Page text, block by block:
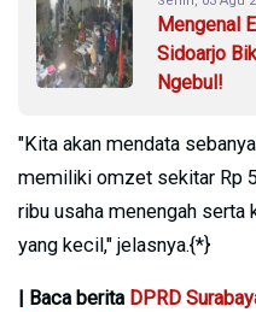
Mengenal
Sidoarjo
Ngebul!
"Kita akan mendata
memiliki omzet sekitar Rp
ribu usaha menengah
yang kecil," jelasnya.{*}
| Baca berita DPRD